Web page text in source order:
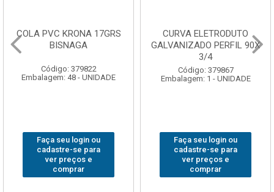
COLA PVC KRONA 17GRS
BISNAGA
Código: 379822
Embalagem: 48 - UNIDADE
Faça seu login ou
cadastre-se para
ver preços e
comprar
CURVA ELETRODUTO
GALVANIZADO PERFIL 90X
3/4
Código: 379867
Embalagem: 1 - UNIDADE
Faça seu login ou
cadastre-se para
ver preços e
comprar